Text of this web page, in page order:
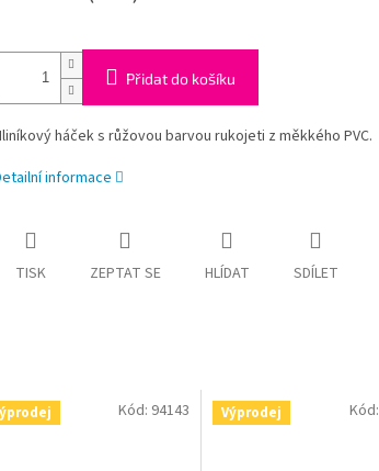
Přidat do košíku
háček s růžovou barvou rukojeti z měkkého PVC.
informace
TISK ZEPTAT SE HLÍDAT SDÍLET
Kód: 94143 Výprodej Kód: